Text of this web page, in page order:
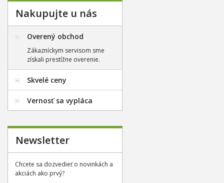
Nakupujte u nás
Overený obchod
Zákazníckym servisom sme
získali prestížne overenie.
Skvelé ceny
Vernosť sa vypláca
Newsletter
Chcete sa dozvedieť o novinkách a
akciách ako prvý?